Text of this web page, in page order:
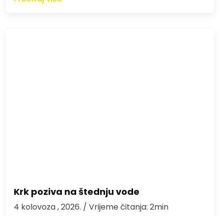
Krk poziva na štednju vode
4 kolovoza , 2026. / Vrijeme čitanja: 2min